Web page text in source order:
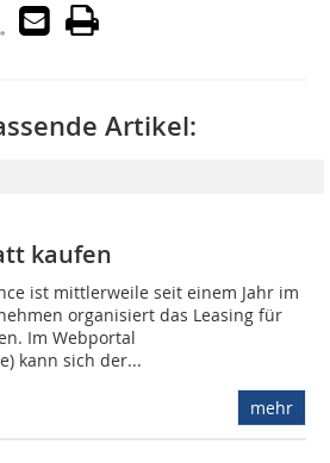
Artikel:
kaufen
ist mittlerweile seit einem Jahr im
organisiert das Leasing für
Im Webportal
kann sich der...
mehr